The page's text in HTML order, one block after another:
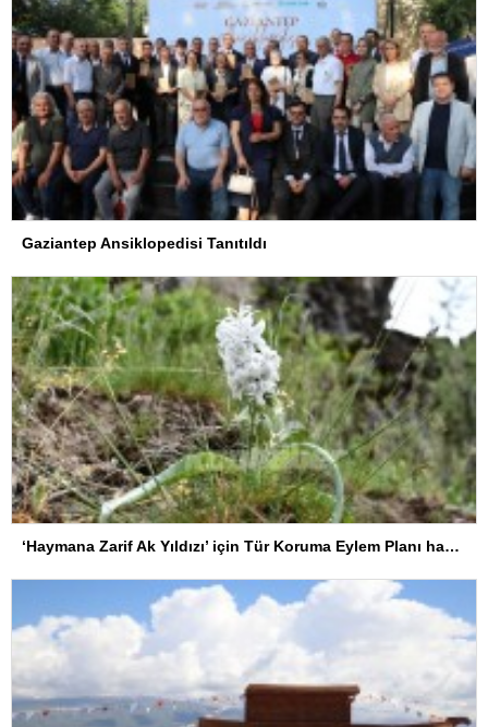
Gaziantep Ansiklopedisi Tanıtıldı
‘Haymana Zarif Ak Yıldızı’ için Tür Koruma Eylem Planı hayata geçirildi